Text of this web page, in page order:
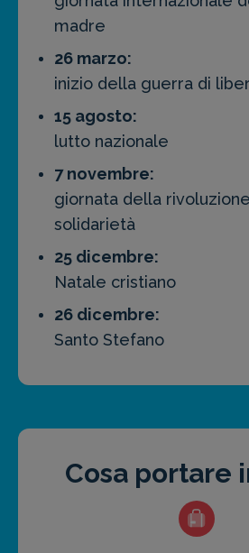
madre
26 marzo:
inizio della guerra di
15 agosto:
lutto nazionale
7 novembre:
giornata della
solidarietà
25 dicembre:
Natale cristiano
26 dicembre:
Santo Stefano
Cosa portare